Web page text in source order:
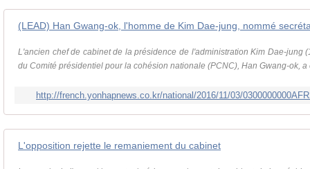
L'ancien chef de cabinet de la présidence de l'administration Kim Dae-jung
du Comité présidentiel pour la cohésion nationale (PCNC), Han Gwang-ok, a
http://french.yonhapnews.co.kr/national/2016/11/03/
L'opposition rejette le remaniement du cabinet